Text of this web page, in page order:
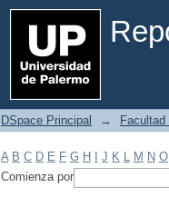
Filtrar por:
DSpace Principal →
A B C D E F G H J K L M N O
Comienza por